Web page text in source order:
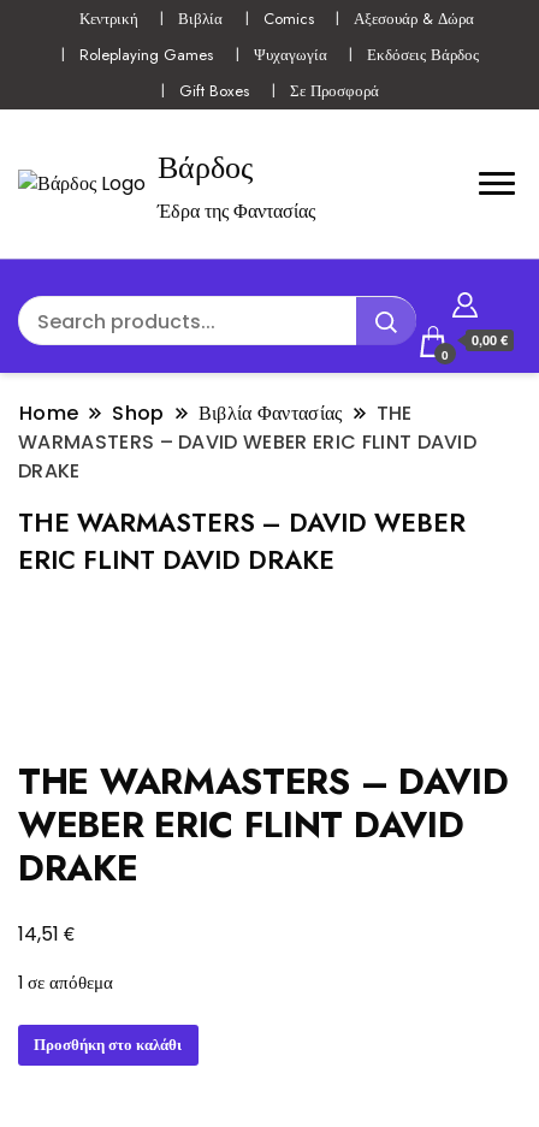
Κεντρική Βιβλία Comics
Αξεσουάρ & Δώρα
Roleplaying Games
Ψυχαγωγία
Εκδόσεις Βάρδος
Gift Boxes
Σε Προσφορά
Βάρδος
Έδρα της Φαντασίας
0
0,00 €
Home Shop Βιβλία Φαντασίας
THE
WARMASTERS – DAVID WEBER ERIC FLINT DAVID
DRAKE
THE WARMASTERS – DAVID WEBER
ERIC FLINT DAVID DRAKE
THE WARMASTERS – DAVID
WEBER ERIC FLINT DAVID
DRAKE
14,51 €
1 σε απόθεμα
THE
WARMASTERS
Προσθήκη στο καλάθι